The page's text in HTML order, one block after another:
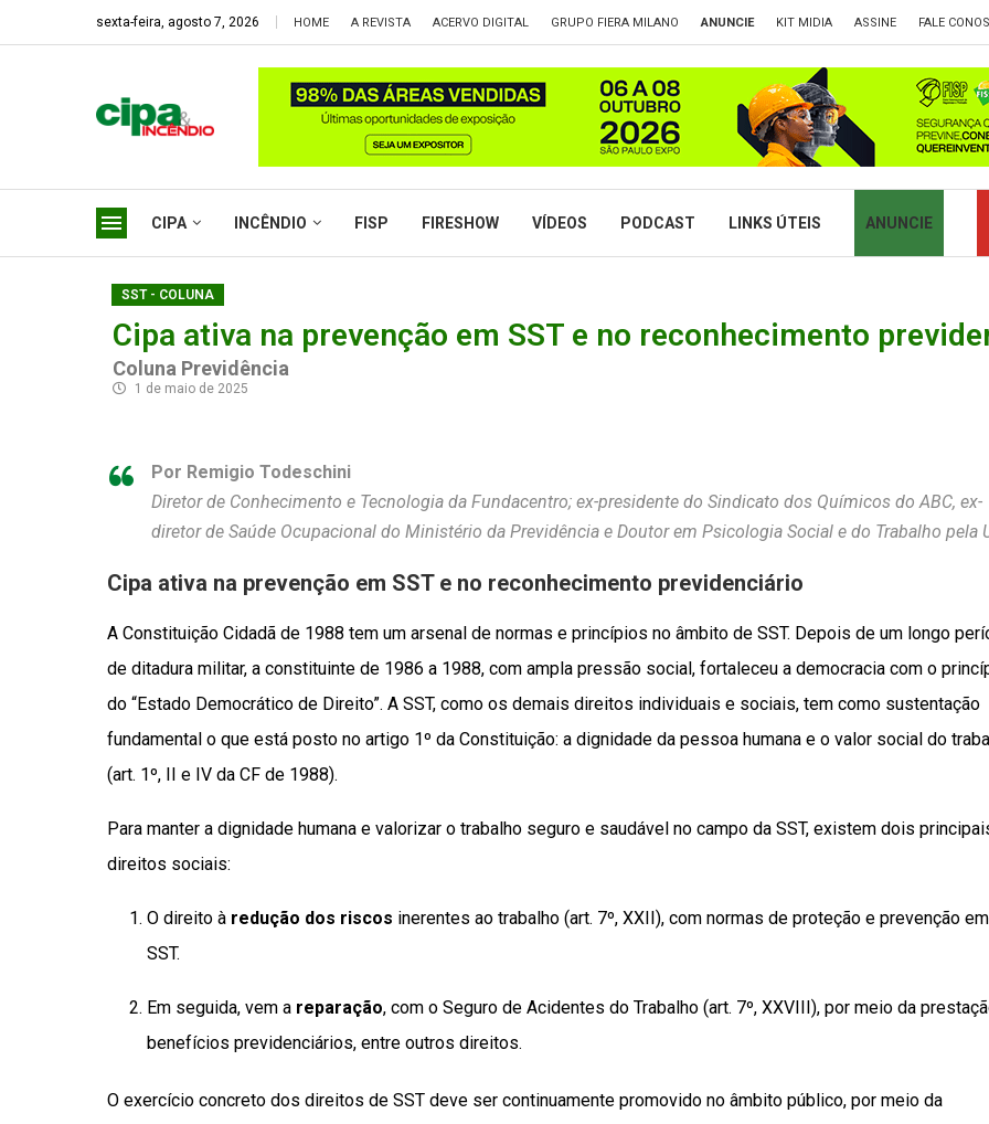
sexta-feira, agosto 7, 2026 HOME A REVISTA ACERVO DIGITAL GRUPO FIERA MILANO ANUNCIE KIT MIDIA ASSINE FALE
CIPA INCÊNDIO FISP FIRESHOW VÍDEOS PODCAST LINKS ÚTEIS ANUNCIE
SST - COLUNA
Cipa ativa na prevenção em SST e no reconhecimento
Coluna Previdência
1 de maio de 2025
Por Remigio Todeschini
Diretor de Conhecimento e Tecnologia da Fundacentro; ex-presidente do Sindicato dos Químicos do ABC, ex-
diretor de Saúde Ocupacional do Ministério da Previdência e Doutor em Psicologia Social e do Trabalho pela
Cipa ativa na prevenção em SST e no reconhecimento previdenciário
A Constituição Cidadã de 1988 tem um arsenal de normas e princípios no âmbito de SST. Depois de um longo
de ditadura militar, a constituinte de 1986 a 1988, com ampla pressão social, fortaleceu a democracia com o
do “Estado Democrático de Direito”. A SST, como os demais direitos individuais e sociais, tem como sustentação
fundamental o que está posto no artigo 1º da Constituição: a dignidade da pessoa humana e o valor social do
(art. 1º, II e IV da CF de 1988).
Para manter a dignidade humana e valorizar o trabalho seguro e saudável no campo da SST, existem dois
direitos sociais:
O direito à redução dos riscos inerentes ao trabalho (art. 7º, XXII), com normas de proteção e prevenção em
SST.
Em seguida, vem a reparação, com o Seguro de Acidentes do Trabalho (art. 7º, XXVIII), por meio da
benefícios previdenciários, entre outros direitos.
O exercício concreto dos direitos de SST deve ser continuamente promovido no âmbito público, por meio da